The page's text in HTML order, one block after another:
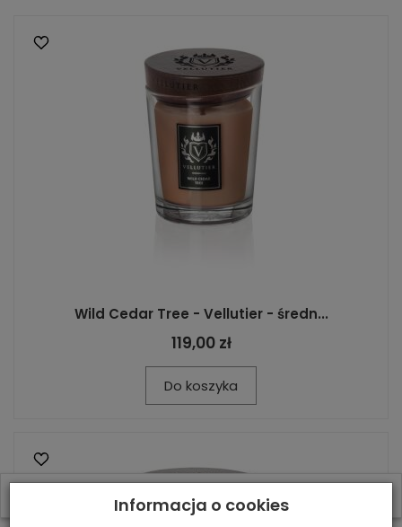
Wild Cedar Tree - Vellutier - średn...
119,00 zł
Do koszyka
W ostatnich 7 dniach produktem interesują się
Informacja o cookies